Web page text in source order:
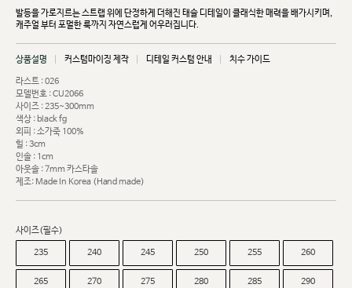
발등을 가로지르는 스트랩 위에 단정하게 더해진 태슬 디테일이 클래식한 매력을 배가시키며,
캐주얼 부터 포멀한 룩까지 자연스럽게 어우러집니다.
상품설명 커스텀마이징 제작 디테일 커스텀 안내 치수 가이드
라스트 : 026
모델번호 : CU2066
사이즈 : 235~300mm
색상 : black fg
외피 : 소가죽 100%
힐 : 3cm
인솔 : 1cm
아웃솔 : 7mm 카스타솔
제조: Made In Korea (Hand made)
사이즈(필수)
235 240 245 250 255 260
265 270 275 280 285 290